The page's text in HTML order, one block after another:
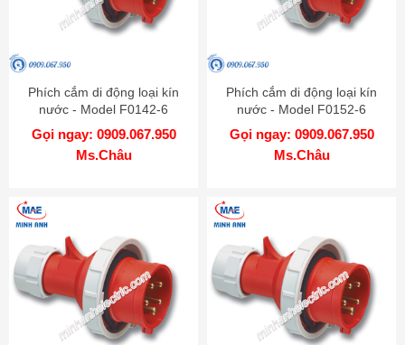
Phích cắm di động loại kín
nước - Model F0142-6
Gọi ngay: 0909.067.950
Ms.Châu
Phích cắm di động loại kín
nước - Model F0152-6
Gọi ngay: 0909.067.950
Ms.Châu